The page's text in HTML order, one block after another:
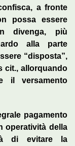
a fronte
possa essere
divenga, più
alla parte
“disposta”,
cit., allorquando
il versamento
pagamento
operatività della
di evitare la